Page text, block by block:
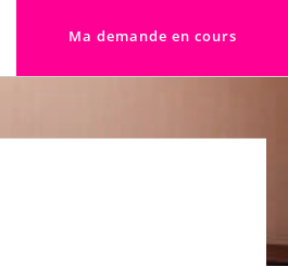
Ma demande en cours